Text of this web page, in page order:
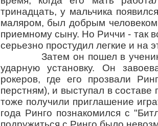
тринадцать, у мальчика
маляром, был добрым человеком
приемному сыну. Но Риччи - так
серьезно простудил легкие и на
Затем он пошел в ученики
ударную установку. Он
рокеров, где его прозвали
перстням), и выступал в
тоже получили приглашение
года Ринго познакомился с